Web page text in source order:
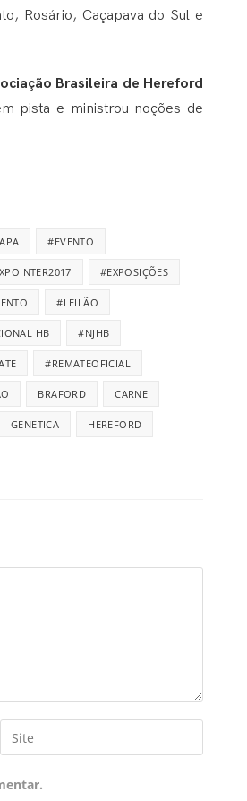
Rosário, Caçapava do Sul e
Brasileira de Hereford
pista e ministrou noções de
#EVENTO
#EXPOSIÇÕES
#LEILÃO
HB #NJHB
#REMATEOFICIAL
BRAFORD CARNE
GENETICA HEREFORD